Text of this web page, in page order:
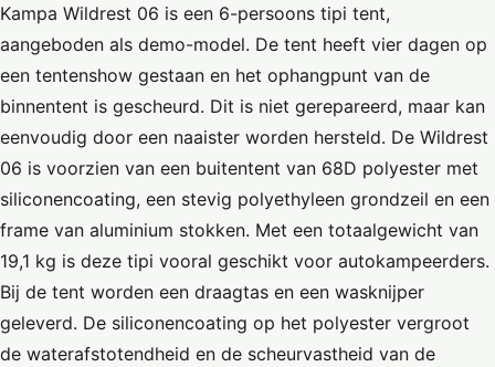
Kampa Wildrest 06 is een 6-persoons tipi tent,
aangeboden als demo-model. De tent heeft vier dagen op
een tentenshow gestaan en het ophangpunt van de
binnentent is gescheurd. Dit is niet gerepareerd, maar kan
eenvoudig door een naaister worden hersteld. De Wildrest
06 is voorzien van een buitentent van 68D polyester met
siliconencoating, een stevig polyethyleen grondzeil en een
frame van aluminium stokken. Met een totaalgewicht van
19,1 kg is deze tipi vooral geschikt voor autokampeerders.
Bij de tent worden een draagtas en een wasknijper
geleverd. De siliconencoating op het polyester vergroot
de waterafstotendheid en de scheurvastheid van de